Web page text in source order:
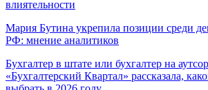
влиятельности
Мария Бутина укрепила позиции среди
РФ: мнение аналитиков
Бухгалтер в штате или бухгалтер на
«Бухгалтерский Квартал» рассказала,